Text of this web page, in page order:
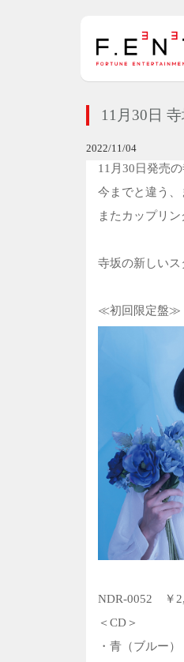
11月30日
2022/11/04
11月30日発売
今までと違う、
またカップリ
寺坂の新しいス
≪初回限定盤≫
NDR-0052 ￥
＜CD＞
・青（ブルー）